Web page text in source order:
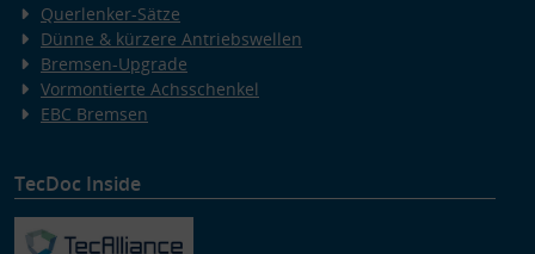
Querlenker-Sätze
Dünne & kürzere Antriebswellen
Bremsen-Upgrade
Vormontierte Achsschenkel
EBC Bremsen
TecDoc Inside